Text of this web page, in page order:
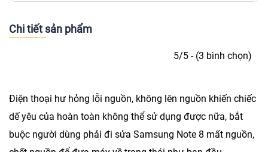
Chi tiết sản phẩm
5/5 - (3 bình chọn)
Điện thoại hư hỏng lỗi nguồn, không lên nguồn khiến chiếc
dế yêu của hoàn toàn không thể sử dụng được nữa, bắt
buộc người dùng phải đi sửa Samsung Note 8 mất nguồn,